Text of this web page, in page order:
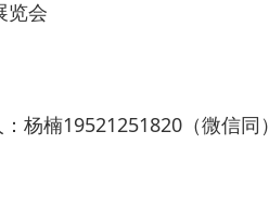
览会
杨楠19521251820（微信同）